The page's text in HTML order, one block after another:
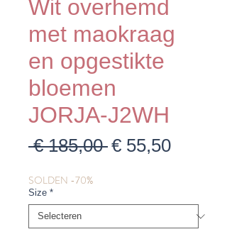
Wit overhemd
met maokraag
en opgestikte
bloemen
JORJA-J2WH
€ 185,00 Normale
€ 55,50
SOLDEN -70%
Size *